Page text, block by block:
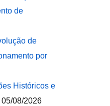
de
de
por
Históricos e
05/08/2026